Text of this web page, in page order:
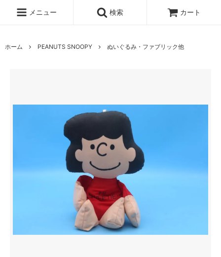
メニュー 検索 カート
ホーム PEANUTS SNOOPY ぬいぐるみ・ファブリック他